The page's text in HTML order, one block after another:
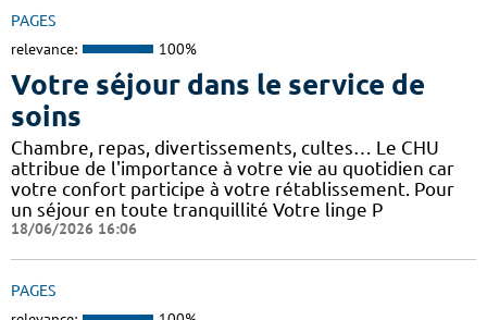
PAGES
relevance: 100%
Votre séjour dans le service de
soins
Chambre, repas, divertissements, cultes… Le CHU
attribue de l'importance à votre vie au quotidien car
votre confort participe à votre rétablissement. Pour
un séjour en toute tranquillité Votre linge P
18/06/2026 16:06
PAGES